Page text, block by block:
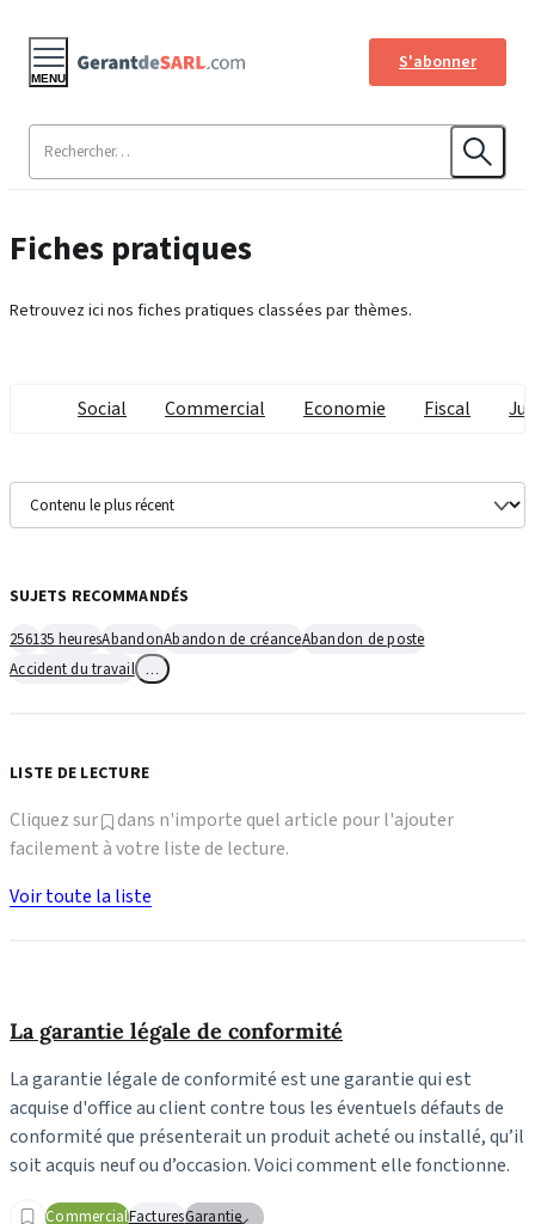
S'abonner
MENU
Fiches pratiques
Retrouvez ici nos fiches pratiques classées par thèmes.
Social Commercial Economie Fiscal
La garantie légale de conformité
La garantie légale de conformité est une garantie qui est
acquise d'office au client contre tous les éventuels défauts de
conformité que présenterait un produit acheté ou installé, qu’il
soit acquis neuf ou d’occasion. Voici comment elle fonctionne.
CommercialFacturesGarantie
SUJETS RECOMMANDÉS
256135 heuresAbandonAbandon de créanceAbandon de poste
Accident du travail
LISTE DE LECTURE
Cliquez sur
dans n'importe quel article pour l'ajouter
facilement à votre liste de lecture.
Voir toute la liste